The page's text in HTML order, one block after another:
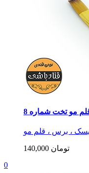
مو تخت شماره 8
، برس ، قلم مو
140,000 تومان
0